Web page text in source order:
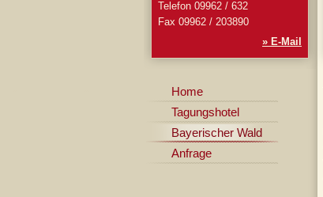
Telefon 09962 / 632
Fax 09962 / 203890
» E-Mail
Home
Tagungshotel
Bayerischer Wald
Anfrage